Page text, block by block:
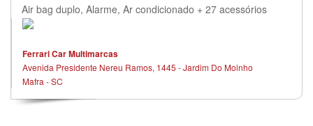
Air bag duplo, Alarme, Ar condicionado + 27 acessórios
Ferrari Car Multimarcas
Avenida Presidente Nereu Ramos, 1445 - Jardim Do Moinho
Mafra - SC